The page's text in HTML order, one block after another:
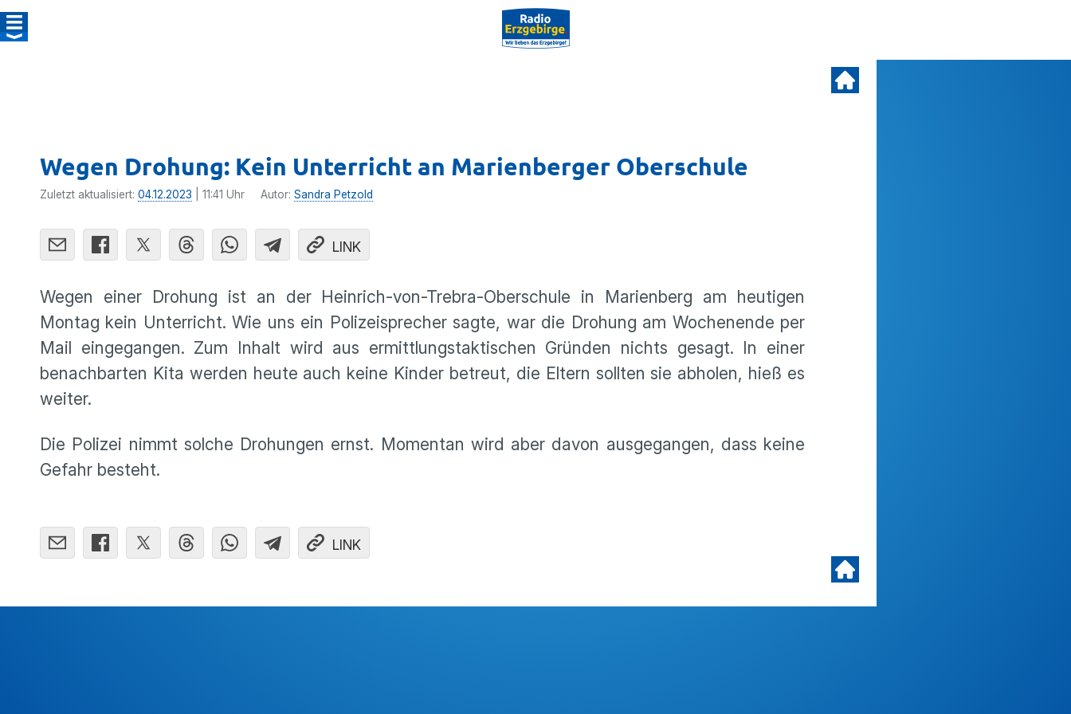
Wegen Drohung: Kein Unterricht an Marienberger Oberschule
Zuletzt aktualisiert: 04.12.2023 | 11:41 Uhr Autor: Sandra Petzold
LINK
Wegen einer Drohung ist an der Heinrich-von-Trebra-Oberschule in Marienberg am heutigen
Montag kein Unterricht. Wie uns ein Polizeisprecher sagte, war die Drohung am Wochenende per
Mail eingegangen. Zum Inhalt wird aus ermittlungstaktischen Gründen nichts gesagt. In einer
benachbarten Kita werden heute auch keine Kinder betreut, die Eltern sollten sie abholen, hieß es
weiter.
Die Polizei nimmt solche Drohungen ernst. Momentan wird aber davon ausgegangen, dass keine
Gefahr besteht.
LINK